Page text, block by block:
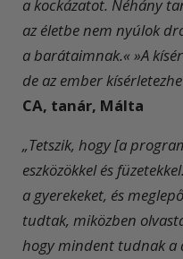
a kockázatot. Néhány
az életbe nem nyúlok
a barátaimnak.« »A
de az ember
CA, tanár, Málta
„Tetszik, hogy [a
eszközökkel és
a gyerekeket, és
tudtak, miközben
hogy mindent tudnak a